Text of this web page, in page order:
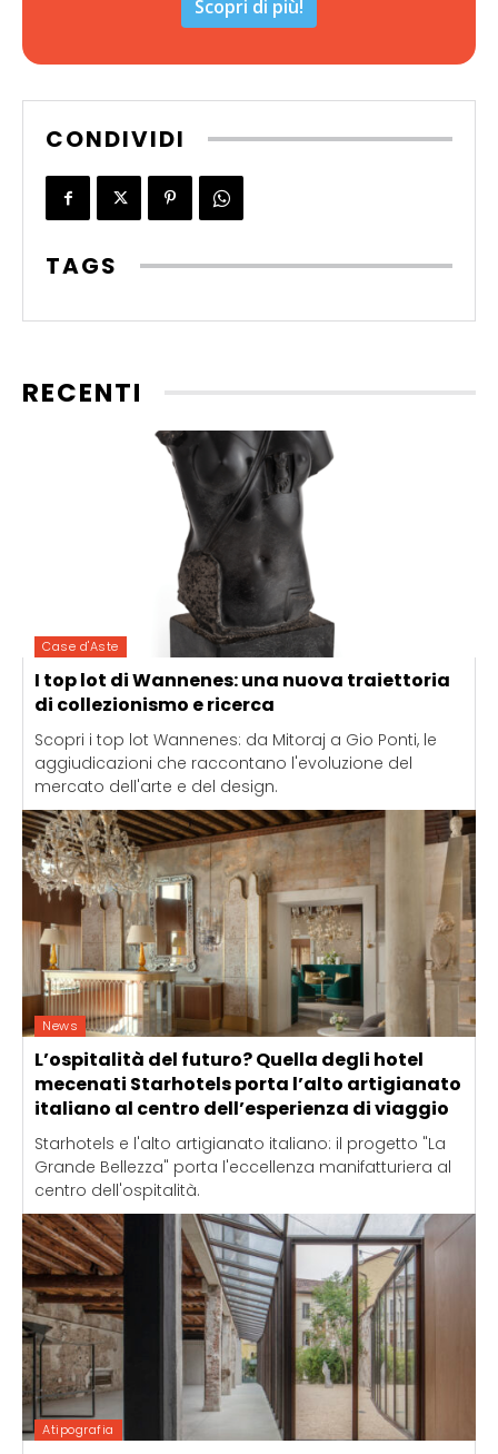
Scopri di più!
CONDIVIDI
TAGS
RECENTI
Case d'Aste
I top lot di Wannenes: una nuova traiettoria
di collezionismo e ricerca
Scopri i top lot Wannenes: da Mitoraj a Gio Ponti, le
aggiudicazioni che raccontano l'evoluzione del
mercato dell'arte e del design.
News
L’ospitalità del futuro? Quella degli hotel
mecenati Starhotels porta l’alto artigianato
italiano al centro dell’esperienza di viaggio
Starhotels e l'alto artigianato italiano: il progetto "La
Grande Bellezza" porta l'eccellenza manifatturiera al
centro dell'ospitalità.
Atipografia